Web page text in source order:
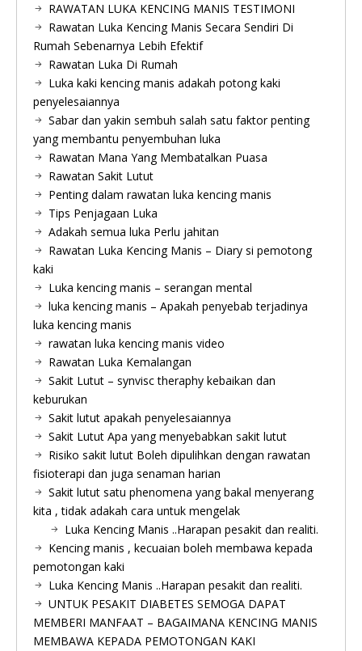
RAWATAN LUKA KENCING MANIS TESTIMONI
Rawatan Luka Kencing Manis Secara Sendiri Di
Rumah Sebenarnya Lebih Efektif
Rawatan Luka Di Rumah
Luka kaki kencing manis adakah potong kaki
penyelesaiannya
Sabar dan yakin sembuh salah satu faktor penting
yang membantu penyembuhan luka
Rawatan Mana Yang Membatalkan Puasa
Rawatan Sakit Lutut
Penting dalam rawatan luka kencing manis
Tips Penjagaan Luka
Adakah semua luka Perlu jahitan
Rawatan Luka Kencing Manis – Diary si pemotong
kaki
Luka kencing manis – serangan mental
luka kencing manis – Apakah penyebab terjadinya
luka kencing manis
rawatan luka kencing manis video
Rawatan Luka Kemalangan
Sakit Lutut – synvisc theraphy kebaikan dan
keburukan
Sakit lutut apakah penyelesaiannya
Sakit Lutut Apa yang menyebabkan sakit lutut
Risiko sakit lutut Boleh dipulihkan dengan rawatan
fisioterapi dan juga senaman harian
Sakit lutut satu phenomena yang bakal menyerang
kita , tidak adakah cara untuk mengelak
Luka Kencing Manis ..Harapan pesakit dan realiti.
Kencing manis , kecuaian boleh membawa kepada
pemotongan kaki
Luka Kencing Manis ..Harapan pesakit dan realiti.
UNTUK PESAKIT DIABETES SEMOGA DAPAT
MEMBERI MANFAAT – BAGAIMANA KENCING MANIS
MEMBAWA KEPADA PEMOTONGAN KAKI